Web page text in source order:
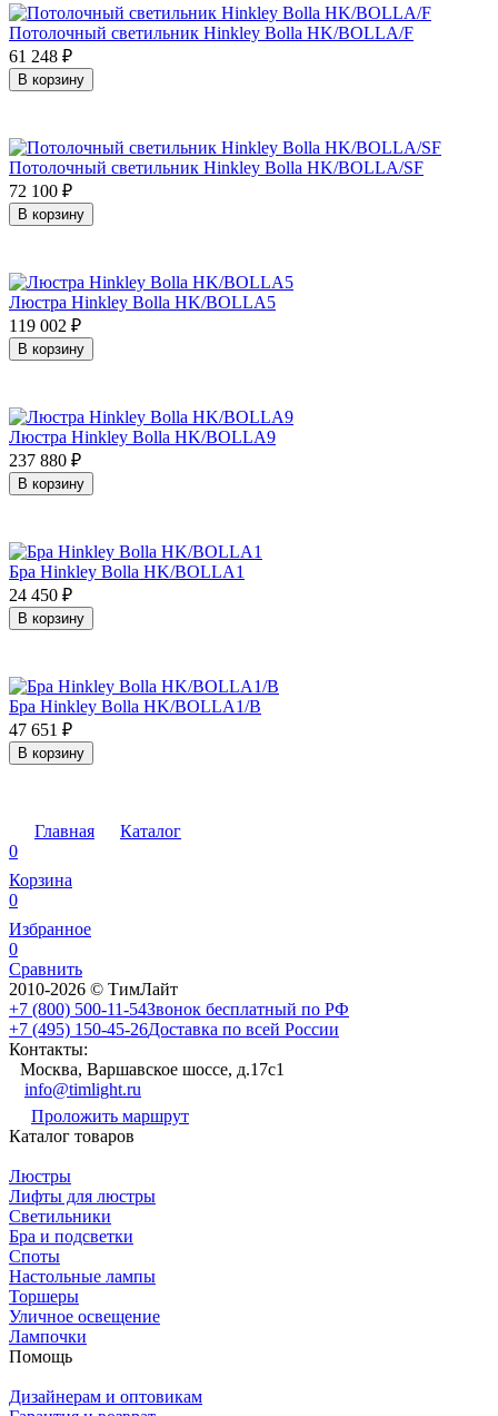
Потолочный светильник Hinkley Bolla HK/BOLLA/F
61 248 ₽
В корзину
Потолочный светильник Hinkley Bolla HK/BOLLA/SF
72 100 ₽
В корзину
Люстра Hinkley Bolla HK/BOLLA5
119 002 ₽
В корзину
Люстра Hinkley Bolla HK/BOLLA9
237 880 ₽
В корзину
Бра Hinkley Bolla HK/BOLLA1
24 450 ₽
В корзину
Бра Hinkley Bolla HK/BOLLA1/B
47 651 ₽
В корзину
Главная
Каталог
0
Корзина
0
Избранное
0
Сравнить
2010-2026 © ТимЛайт
+7 (800) 500-11-54Звонок бесплатный по РФ
+7 (495) 150-45-26Доставка по всей России
Контакты:
Москва, Варшавское шоссе, д.17c1
info@timlight.ru
Проложить маршрут
Каталог товаров
Люстры
Лифты для люстры
Светильники
Бра и подсветки
Споты
Настольные лампы
Торшеры
Уличное освещение
Лампочки
Помощь
Дизайнерам и оптовикам